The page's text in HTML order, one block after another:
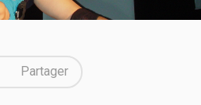
Partager